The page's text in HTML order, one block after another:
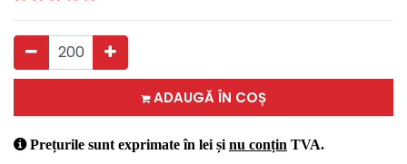
ADAUGĂ ÎN COȘ
Prețurile sunt exprimate în lei și nu conțin TVA.